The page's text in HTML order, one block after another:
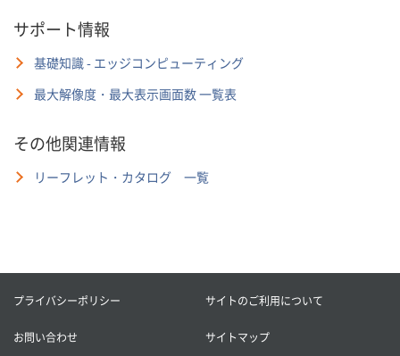
サポート情報
基礎知識 - エッジコンピューティング
最大解像度・最大表示画面数 一覧表
その他関連情報
リーフレット・カタログ 一覧
プライバシーポリシー サイトのご利用について
お問い合わせ サイトマップ